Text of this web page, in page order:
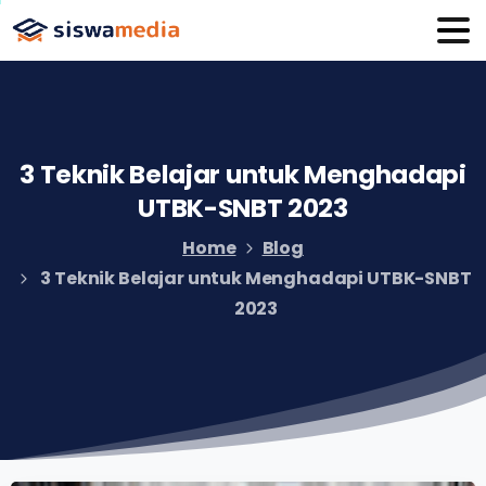
3 TeknikBelajar untukMenghadapi
UTBK-SNBT2023
Home
Blog
3 Teknik Belajar untuk Menghadapi UTBK-SNBT
2023